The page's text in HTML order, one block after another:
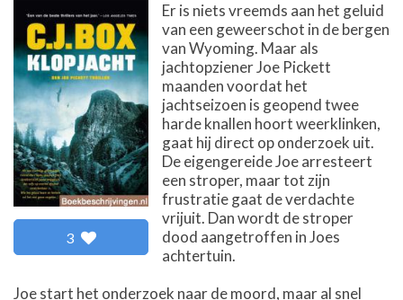
3
Er is niets vreemds aan het geluid
van een geweerschot in de bergen
van Wyoming. Maar als
jachtopziener Joe Pickett
maanden voordat het
jachtseizoen is geopend twee
harde knallen hoort weerklinken,
gaat hij direct op onderzoek uit.
De eigengereide Joe arresteert
een stroper, maar tot zijn
frustratie gaat de verdachte
vrijuit. Dan wordt de stroper
dood aangetroffen in Joes
achtertuin.
Joe start het onderzoek naar de moord, maar al snel